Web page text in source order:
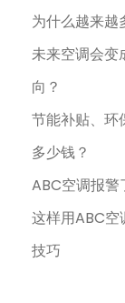
为什么越来越
未来空调会变
向？
节能补贴、环
多少钱？
ABC空调报警
这样用ABC空
技巧